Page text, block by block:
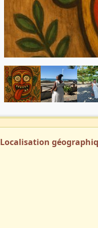
Localisation